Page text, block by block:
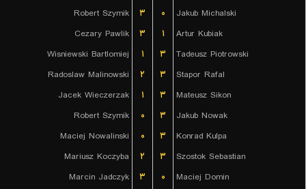
Robert Szymik
۳ ۰
Jakub Michalski
Cezary Pawlik
۳ ۱
Artur Kubiak
Wisniewski Bartlomiej
۱ ۳
Tadeusz Piotrowski
Radoslaw Malinowski
۲ ۳
Stapor Rafal
Jacek Wieczerzak
۱ ۳
Mateusz Sikon
Robert Szymik
۰ ۳
Jakub Nowak
Maciej Nowalinski
۰ ۳
Konrad Kulpa
Mariusz Koczyba
۲ ۳
Szostok Sebastian
Marcin Jadczyk
۳ ۰ Maciej Domin